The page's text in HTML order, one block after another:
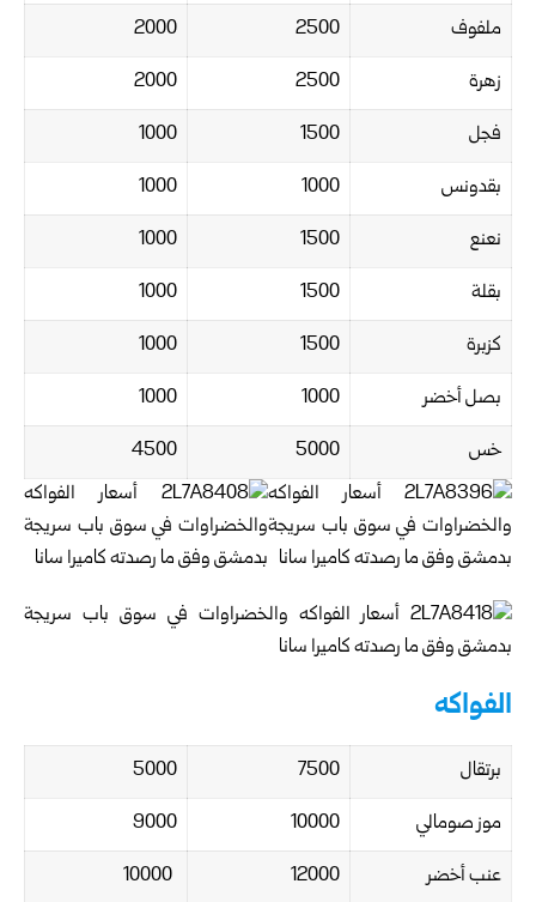
ملفوف
2500
2000
زهرة
2500
2000
فجل
1500
1000
بقدونس
1000
1000
نعنع
1500
1000
بقلة
1500
1000
كزبرة
1500
1000
بصل أخضر
1000
1000
خس
5000
4500
الفواكه
برتقال 7500
5000
موز صومالي
10000
9000
عنب أخضر
12000